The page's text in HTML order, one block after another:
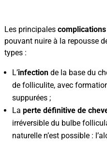
Les principales
pouvant nuire à la repousse
types :
L’infectionde la base du
de folliculite, avec
suppurées ;
La perte définitive de
irréversible du bulbe
naturelle n’est possible :